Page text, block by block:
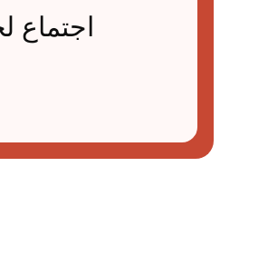
اجتماع